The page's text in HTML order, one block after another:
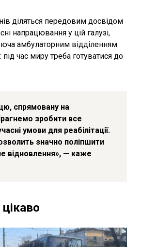
діляться передовим досвідом
напрацювання у цій галузі,
амбулаторним відділенням
під час миру треба готуватися до
спрямовану на
зробити все
умови для реабілітації.
значно поліпшити
відновлення», — каже